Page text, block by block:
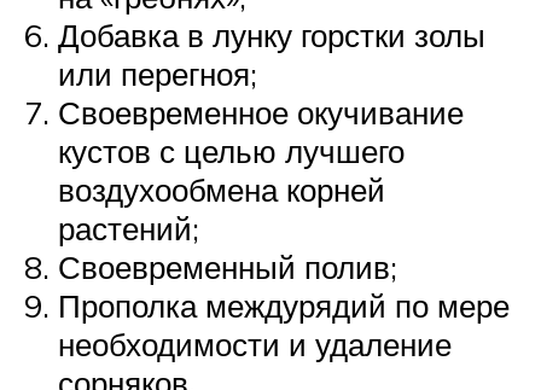
Добавка в лунку горстки золы
или перегноя;
Своевременное окучивание
кустов с целью лучшего
воздухообмена корней
растений;
Своевременный полив;
Прополка междурядий по мере
необходимости и удаление